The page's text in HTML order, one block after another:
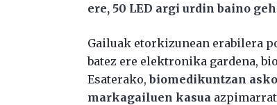
ere, 50 LED argi urdin baino
Gailuak etorkizunean erabilera
batez ere elektronika gardena,
Esaterako,biomedikuntzan
markagailuen kasua